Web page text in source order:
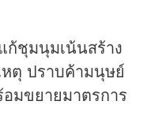
ก้ชุมนุมเน้นสร้าง
หตุ ปราบค้ามนุษย์
มขยายมาตรการ